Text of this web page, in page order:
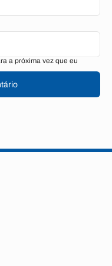
a próxima vez que eu